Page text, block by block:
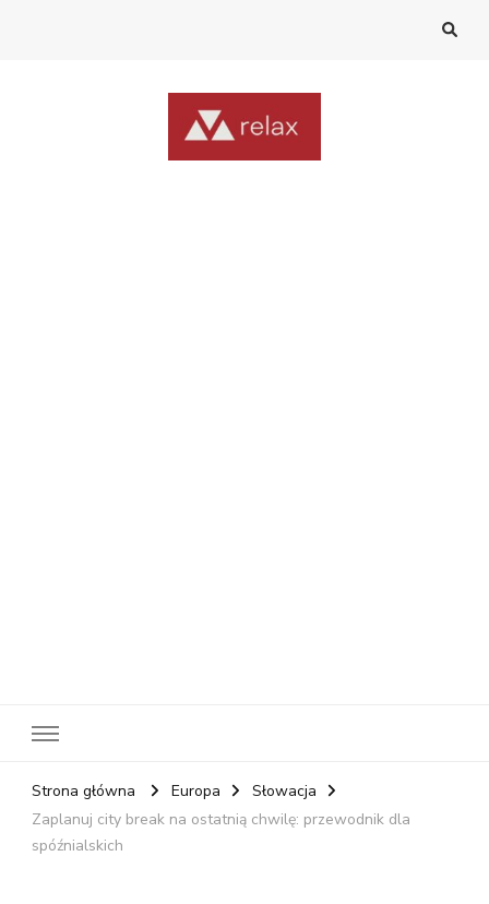
Strona główna Europa
Słowacja
Zaplanuj city break na ostatnią chwilę: przewodnik dla
spóźnialskich